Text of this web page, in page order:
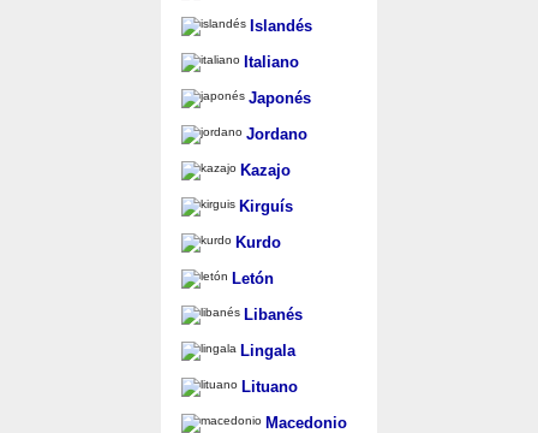
Islandés
Italiano
Japonés
Jordano
Kazajo
Kirguís
Kurdo
Letón
Libanés
Lingala
Lituano
Macedonio